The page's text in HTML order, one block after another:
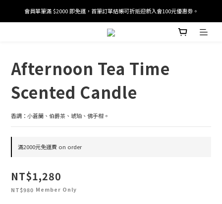
加入/驗證會員並綁定電話號碼，即可獲得百元購物金2張。
會員單筆滿 $2000 即免運，首筆訂單結帳可折抵迎新入會100元優惠劵。
加入/驗證會員並綁定電話號碼，即可獲得百元購物金2張。
Afternoon Tea Time
Scented Candle
香調：小蒼蘭、伯爵茶、琥珀、佛手柑。
滿2000元免運費 on order
NT$1,280
NT$980 Member Only